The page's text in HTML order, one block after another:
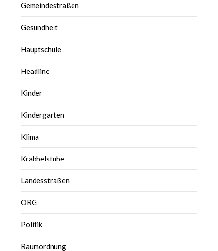
Gemeindestraßen
Gesundheit
Hauptschule
Headline
Kinder
Kindergarten
Klima
Krabbelstube
Landesstraßen
ORG
Politik
Raumordnung